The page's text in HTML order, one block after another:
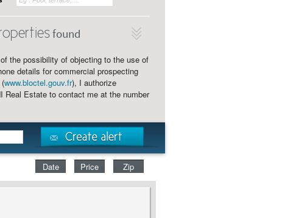
found
the possibility of objecting to the use of
details for commercial prospecting
www.bloctel.gouv.fr), I authorize
Real Estate to contact me at the number
Date Price Zip